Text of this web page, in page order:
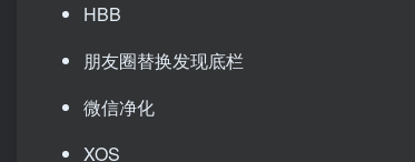
HBB
朋友圈替换发现底栏
微信净化
XOS